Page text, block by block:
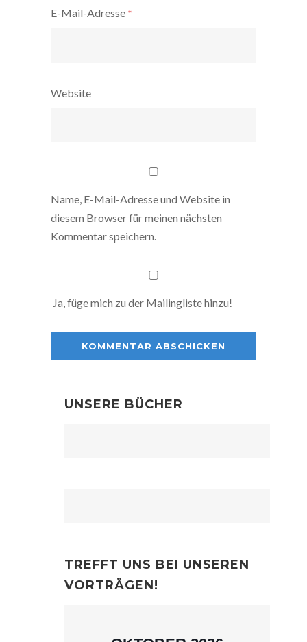
E-Mail-Adresse *
Website
Name, E-Mail-Adresse und Website in
diesem Browser für meinen nächsten
Kommentar speichern.
Ja, füge mich zu der Mailingliste hinzu!
UNSERE BÜCHER
TREFFT UNS BEI UNSEREN
VORTRÄGEN!